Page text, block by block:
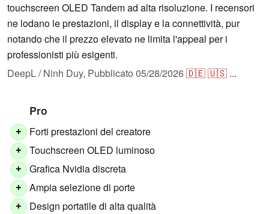
touchscreen OLED Tandem ad alta risoluzione. I recensori
ne lodano le prestazioni, il display e la connettività, pur
notando che il prezzo elevato ne limita l'appeal per i
professionisti più esigenti.
DeepL / Ninh Duy, Pubblicato 05/28/2026🇩🇪🇺🇸 ...
Pro
+ Forti prestazioni del creatore
+ Touchscreen OLED luminoso
+ Grafica Nvidia discreta
+ Ampia selezione di porte
+ Design portatile di alta qualità